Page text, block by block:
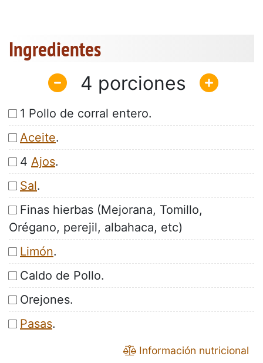
Ingredientes
4
1 Pollo de corral entero.
Aceite.
4 Ajos.
Sal.
Finas hierbas (Mejorana, Tomillo,
Orégano, perejil, albahaca, etc)
Limón.
Caldo de Pollo.
Orejones.
Pasas.
Información nutricional